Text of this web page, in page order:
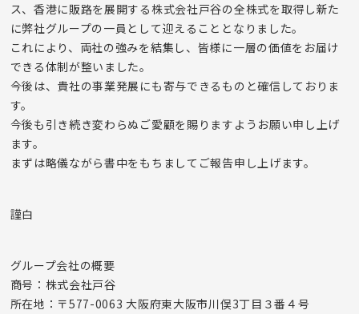
ス、香港に販路を展開する株式会社戸谷の全株式を取得し新た
に弊社グループの一員として迎えることとなりました。
これにより、両社の強みを結集し、皆様に一層の価値をお届け
できる体制が整いました。
今後は、貴社の事業発展にも寄与できるものと確信しておりま
す。
今後も引き続き変わらぬご愛顧を賜りますようお願い申し上げ
ます。
まずは略儀ながら書中をもちましてご報告申し上げます。
謹白
グループ会社の概要
商号：株式会社戸谷
所在地：〒577-0063 大阪府東大阪市川俣3丁目３番４号